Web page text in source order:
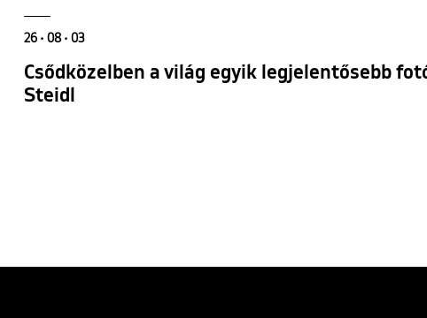
26 • 08 • 03
Csődközelben a világ egyik legjelentősebb
Steidl